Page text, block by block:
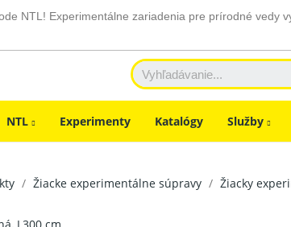
NTL! Experimentálne zariadenia pre prírodné vedy
NTL Experimenty Katalógy Služby
Žiacke experimentálne súpravy Žiacky